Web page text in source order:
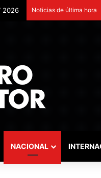
2026 Noticias de última hora
NACIONAL